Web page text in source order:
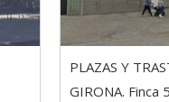
PLAZAS Y
GIRONA. Finca